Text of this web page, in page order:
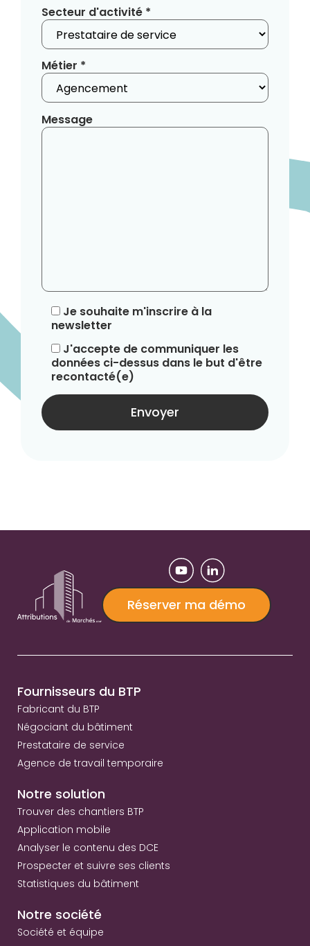
Secteur d'activité *
Métier *
Message
Je souhaite m'inscrire à la
newsletter
J'accepte de communiquer les
données ci-dessus dans le but d'être
recontacté(e)
Réserver ma démo
Fournisseurs du BTP
Fabricant du BTP
Négociant du bâtiment
Prestataire de service
Agence de travail temporaire
Notre solution
Trouver des chantiers BTP
Application mobile
Analyser le contenu des DCE
Prospecter et suivre ses clients
Statistiques du bâtiment
Notre société
Société et équipe